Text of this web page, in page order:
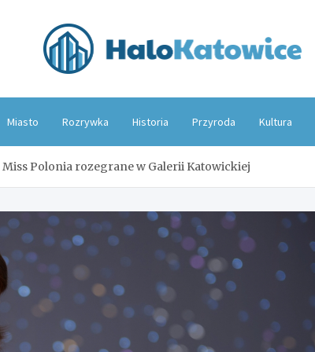
Miasto Rozrywka Historia Przyroda Kultura
Polonia rozegrane w Galerii Katowickiej